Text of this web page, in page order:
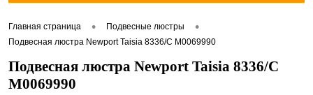
Главная страница • Подвесные люстры •
Подвесная люстра Newport Taisia 8336/C М0069990
Подвесная люстра Newport Taisia 8336/C
М0069990